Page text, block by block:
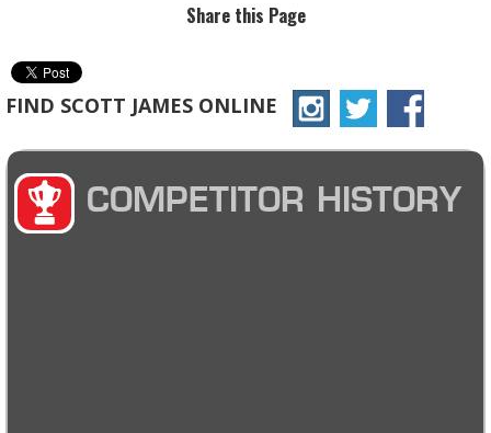
Share this Page
FIND SCOTT JAMES ONLINE
COMPETITOR HISTORY